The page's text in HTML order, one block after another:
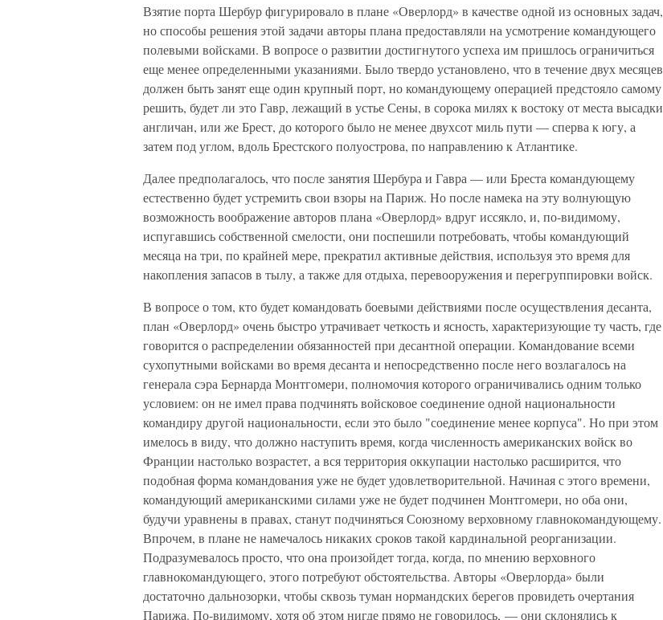
Взятие порта Шербур фигурировало в плане «Оверлорд» в качестве одной из основных задач,
но способы решения этой задачи авторы плана предоставляли на усмотрение командующего
полевыми войсками. В вопросе о развитии достигнутого успеха им пришлось ограничиться
еще менее определенными указаниями. Было твердо установлено, что в течение двух месяцев
должен быть занят еще один крупный порт, но командующему операцией предстояло самому
решить, будет ли это Гавр, лежащий в устье Сены, в сорока милях к востоку от места высадки
англичан, или же Брест, до которого было не менее двухсот миль пути — сперва к югу, а
затем под углом, вдоль Брестского полуострова, по направлению к Атлантике.
Далее предполагалось, что после занятия Шербура и Гавра — или Бреста командующему
естественно будет устремить свои взоры на Париж. Но после намека на эту волнующую
возможность воображение авторов плана «Оверлорд» вдруг иссякло, и, по-видимому,
испугавшись собственной смелости, они поспешили потребовать, чтобы командующий
месяца на три, по крайней мере, прекратил активные действия, используя это время для
накопления запасов в тылу, а также для отдыха, перевооружения и перегруппировки войск.
В вопросе о том, кто будет командовать боевыми действиями после осуществления десанта,
план «Оверлорд» очень быстро утрачивает четкость и ясность, характеризующие ту часть, где
говорится о распределении обязанностей при десантной операции. Командование всеми
сухопутными войсками во время десанта и непосредственно после него возлагалось на
генерала сэра Бернарда Монтгомери, полномочия которого ограничивались одним только
условием: он не имел права подчинять войсковое соединение одной национальности
командиру другой национальности, если это было "соединение менее корпуса". Но при этом
имелось в виду, что должно наступить время, когда численность американских войск во
Франции настолько возрастет, а вся территория оккупации настолько расширится, что
подобная форма командования уже не будет удовлетворительной. Начиная с этого времени,
командующий американскими силами уже не будет подчинен Монтгомери, но оба они,
будучи уравнены в правах, станут подчиняться Союзному верховному главнокомандующему.
Впрочем, в плане не намечалось никаких сроков такой кардинальной реорганизации.
Подразумевалось просто, что она произойдет тогда, когда, по мнению верховного
главнокомандующего, этого потребуют обстоятельства. Авторы «Оверлорда» были
достаточно дальнозорки, чтобы сквозь туман нормандских берегов провидеть очертания
Парижа. По-видимому, хотя об этом нигде прямо не говорилось, — они склонялись к